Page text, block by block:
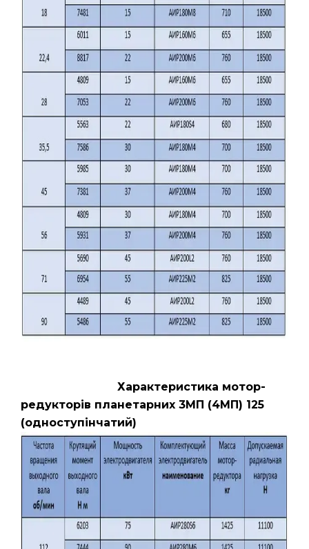
Характеристика мотор-
редукторів планетарних 3МП (4МП) 125
(одноступінчатий)